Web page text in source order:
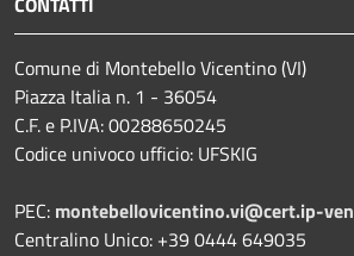
Comune di Montebello Vicentino (VI)
Piazza Italia n. 1 - 36054
C.F. e P.IVA: 00288650245
Codice univoco ufficio: UFSKIG
PEC: montebellovicentino.vi@cert.ip-
Centralino Unico: +39 0444 649035